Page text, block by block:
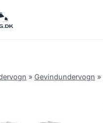
» Gevindundervogn »